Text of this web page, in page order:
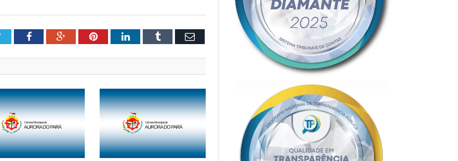
TwitterFacebookGoogle+PinterestLinkedInTumblr Email